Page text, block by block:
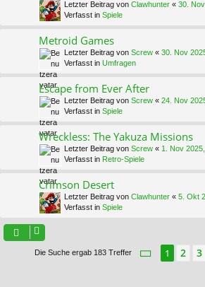
Letzter Beitrag von Clawhunter « 30.
Verfasst in Spiele
Metroid Games
Letzter Beitrag von Screw « 30. Nov
Verfasst in Umfragen
Escape from Ever After
Letzter Beitrag von Screw « 24. Nov
Verfasst in Spiele
Wreckless: The Yakuza Missions
Letzter Beitrag von Screw « 1. Nov
Verfasst in Retro-Spiele
Crimson Desert
Letzter Beitrag von Clawhunter « 5. Okt
Verfasst in Spiele
Die Suche ergab 183 Treffer Seite 1 von
1 2 3